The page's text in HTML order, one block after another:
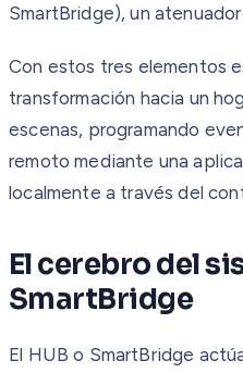
SmartBridge), un
Con estos tres elementos
transformación hacia un
escenas, programando
remoto mediante una
localmente a través del
El cerebro del
SmartBridge
El HUB o SmartBridge